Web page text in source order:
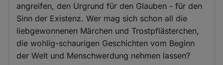
angreifen, den Urgrund für den Glauben - für den
Sinn der Existenz. Wer mag sich schon all die
liebgewonnenen Märchen und Trostpflästerchen,
die wohlig-schaurigen Geschichten vom Beginn
der Welt und Menschwerdung nehmen lassen?